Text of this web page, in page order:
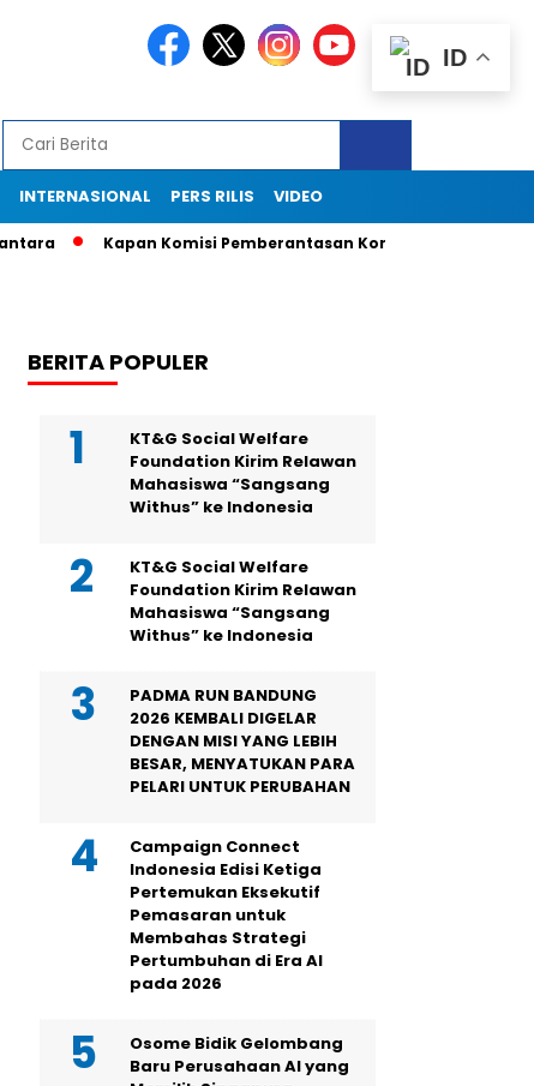
INTERNASIONAL PERS RILIS VIDEO
Kapan Komisi Pemberantasan Korupsi (KPK) Panggil
BERITA POPULER
KT&G Social Welfare
Foundation Kirim Relawan
Mahasiswa “Sangsang
Withus” ke Indonesia
KT&G Social Welfare
Foundation Kirim Relawan
Mahasiswa “Sangsang
Withus” ke Indonesia
PADMA RUN BANDUNG
2026 KEMBALI DIGELAR
DENGAN MISI YANG LEBIH
BESAR, MENYATUKAN PARA
PELARI UNTUK PERUBAHAN
Campaign Connect
Indonesia Edisi Ketiga
Pertemukan Eksekutif
Pemasaran untuk
Membahas Strategi
Pertumbuhan di Era AI
pada 2026
Osome Bidik Gelombang
Baru Perusahaan AI yang
ID